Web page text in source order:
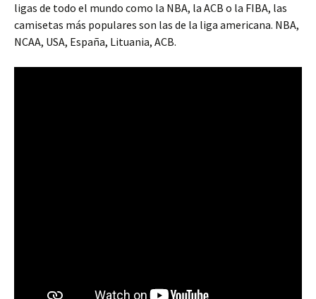
ligas de todo el mundo como la NBA, la ACB o la FIBA, las
camisetas más populares son las de la liga americana. NBA,
NCAA, USA, España, Lituania, ACB.